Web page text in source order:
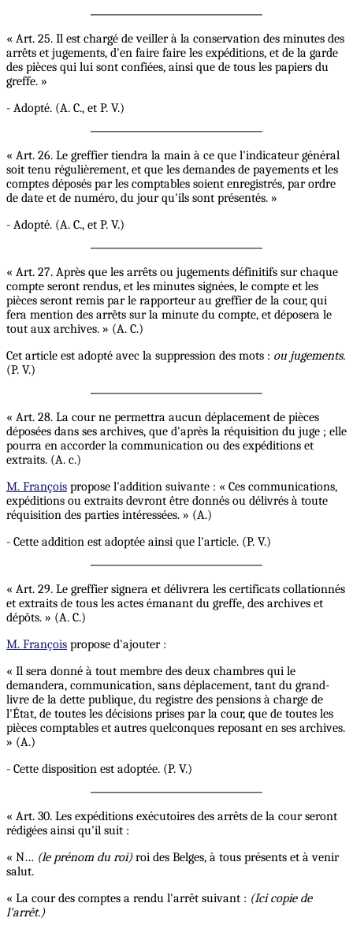
« Art. 25. Il est chargé de veiller à la conservation des minutes des
arrêts et jugements, d'en faire faire les expéditions, et de la garde
des pièces qui lui sont confiées, ainsi que de tous les papiers du
greffe. »
- Adopté. (A. C., et P. V.)
« Art. 26. Le greffier tiendra la main à ce que l'indicateur général
soit tenu régulièrement, et que les demandes de payements et les
comptes déposés par les comptables soient enregistrés, par ordre
de date et de numéro, du jour qu'ils sont présentés. »
- Adopté. (A. C., et P. V.)
« Art. 27. Après que les arrêts ou jugements définitifs sur chaque
compte seront rendus, et les minutes signées, le compte et les
pièces seront remis par le rapporteur au greffier de la cour, qui
fera mention des arrêts sur la minute du compte, et déposera le
tout aux archives. » (A. C.)
Cet article est adopté avec la suppression des mots : ou jugements.
(P. V.)
« Art. 28. La cour ne permettra aucun déplacement de pièces
déposées dans ses archives, que d'après la réquisition du juge ; elle
pourra en accorder la communication ou des expéditions et
extraits. (A. c.)
M. François propose l'addition suivante : « Ces communications,
expéditions ou extraits devront être donnés ou délivrés à toute
réquisition des parties intéressées. » (A.)
- Cette addition est adoptée ainsi que l'article. (P. V.)
« Art. 29. Le greffier signera et délivrera les certificats collationnés
et extraits de tous les actes émanant du greffe, des archives et
dépôts. » (A. C.)
M. François propose d'ajouter :
« Il sera donné à tout membre des deux chambres qui le
demandera, communication, sans déplacement, tant du grand-
livre de la dette publique, du registre des pensions à charge de
l'État, de toutes les décisions prises par la cour, que de toutes les
pièces comptables et autres quelconques reposant en ses archives.
» (A.)
- Cette disposition est adoptée. (P. V.)
« Art. 30. Les expéditions exécutoires des arrêts de la cour seront
rédigées ainsi qu'il suit :
« N… (le prénom du roi)roi des Belges, à tous présents et à venir
salut.
« La cour des comptes a rendu l'arrêt suivant : (Ici copie de
l'arrêt.)